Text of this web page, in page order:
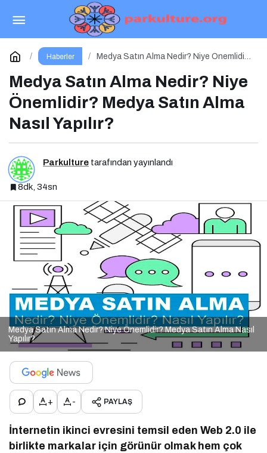
Haberler
Medya Satın Alma Nedir? Niye Önemlidir?
Medya Satın Alma Nedir? Niye
Önemlidir? Medya Satın Alma
Nasıl Yapılır?
Parkulture tarafından yayınlandı
8dk, 34sn
Medya Satın Alma Nedir? Niye Önemlidir? Medya Satın Alma Nasıl
Yapılır?
+ - PAYLAŞ
İnternetin ikinci evresini temsil eden Web 2.0 ile
birlikte markalar için görünür olmak hem çok
Fenerbahçe Evinde Kocaelispor’u Ağırlıyor
Yorum Yap